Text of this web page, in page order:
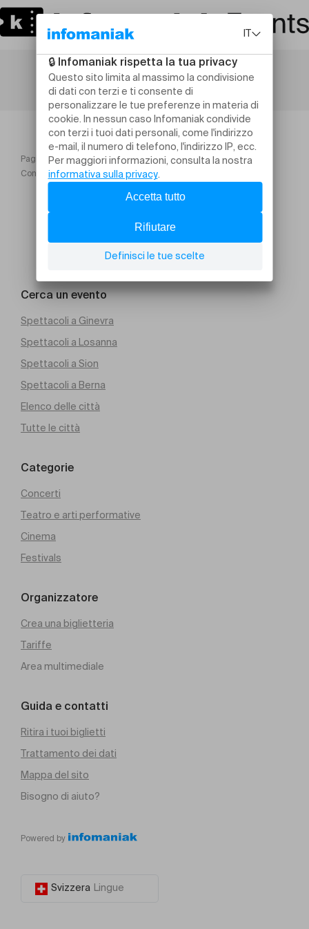
Pagina iniziale
Concert de FRANCOIS MOREL récital de poésie et de drôlerie
Cerca un evento
Spettacoli a Ginevra
Spettacoli a Losanna
Spettacoli a Sion
Spettacoli a Berna
Elenco delle città
Tutte le città
Categorie
Concerti
Teatro e arti performative
Cinema
Festivals
Organizzatore
Crea una biglietteria
Tariffe
Area multimediale
Guida e contatti
Ritira i tuoi biglietti
Trattamento dei dati
Mappa del sito
Bisogno di aiuto?
Powered by
Svizzera Lingue